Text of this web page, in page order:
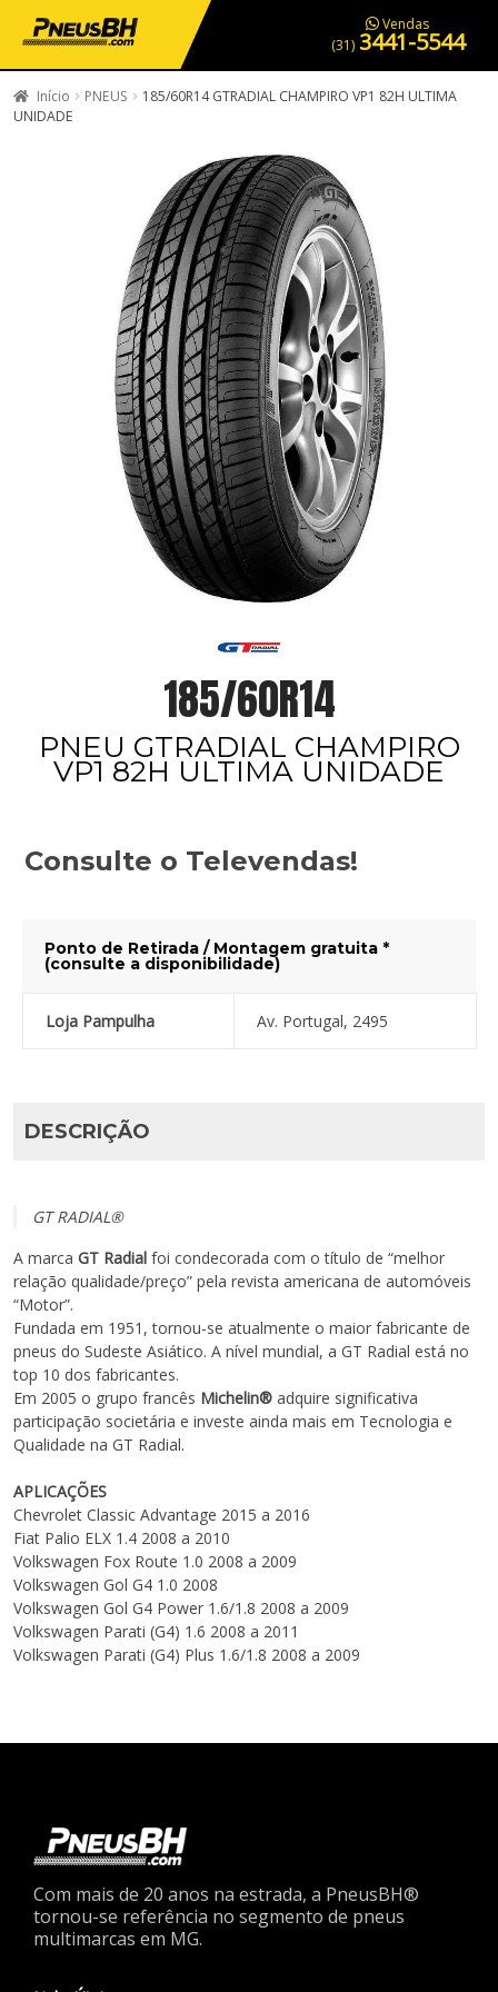
PNEUS EM OFERTA SERVIÇOS AUTOMOTIVOS NOSSA LOJA
Vendas
(31) 3441-5544
Início PNEUS
185/60R14 GTRADIAL CHAMPIRO VP1 82H ULTIMA
UNIDADE
185/60R14
PNEU GTRADIAL CHAMPIRO
VP1 82H ULTIMA UNIDADE
Consulte o Televendas!
Ponto de Retirada / Montagem gratuita *
(consulte a disponibilidade)
Loja Pampulha Av. Portugal, 2495
DESCRIÇÃO
GT RADIAL®
A marca GT Radial foi condecorada com o título de “melhor
relação qualidade/preço” pela revista americana de automóveis
“Motor”.
Fundada em 1951, tornou-se atualmente o maior fabricante de
pneus do Sudeste Asiático. A nível mundial, a GT Radial está no
top 10 dos fabricantes.
Em 2005 o grupo francês Michelin® adquire significativa
participação societária e investe ainda mais em Tecnologia e
Qualidade na GT Radial.
APLICAÇÕES
Chevrolet Classic Advantage 2015 a 2016
Fiat Palio ELX 1.4 2008 a 2010
Volkswagen Fox Route 1.0 2008 a 2009
Volkswagen Gol G4 1.0 2008
Volkswagen Gol G4 Power 1.6/1.8 2008 a 2009
Volkswagen Parati (G4) 1.6 2008 a 2011
Volkswagen Parati (G4) Plus 1.6/1.8 2008 a 2009
Com mais de 20 anos na estrada, a PneusBH®
tornou-se referência no segmento de pneus
multimarcas em MG.